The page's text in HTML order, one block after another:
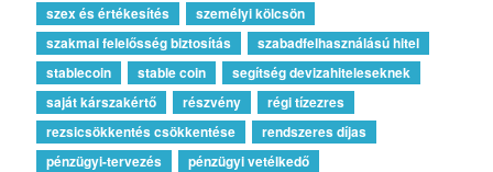
szex és értékesítés
személyi kölcsön
szakmai felelősség biztosítás
szabadfelhasználású hitel
stablecoin
stable coin
segítség devizahiteleseknek
saját kárszakértő
részvény
régi tízezres
rezsicsökkentés csökkentése
rendszeres díjas
pénzügyi-tervezés
pénzügyi vetélkedő